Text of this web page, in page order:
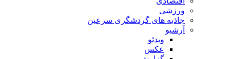
ورزشی
جاذبه های گردشگری سرعین
آرشیو
ویدئو
عکس